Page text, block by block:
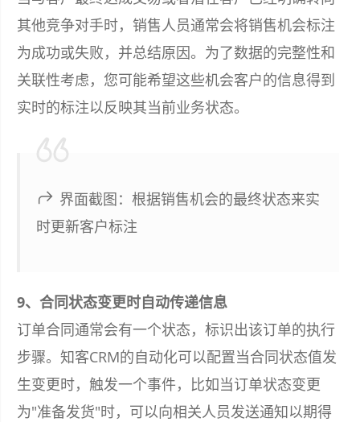
其他竞争对手时，销售人员通常会将销售机会标注
为成功或失败，并总结原因。为了数据的完整性和
关联性考虑，您可能希望这些机会客户的信息得到
实时的标注以反映其当前业务状态。
界面截图：根据销售机会的最终状态来实
时更新客户标注
9、合同状态变更时自动传递信息
订单合同通常会有一个状态，标识出该订单的执行
步骤。知客CRM的自动化可以配置当合同状态值发
生变更时，触发一个事件，比如当订单状态变更
为"准备发货"时，可以向相关人员发送通知以期得